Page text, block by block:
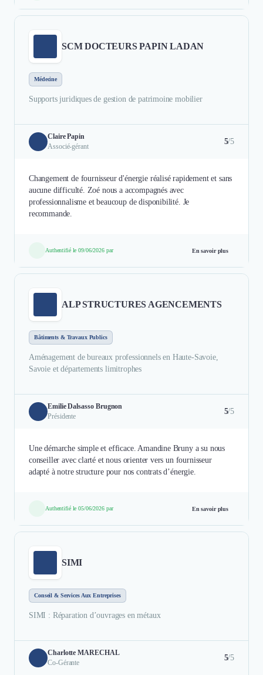
SCM DOCTEURS PAPIN LADAN
Médecine
Supports juridiques de gestion de patrimoine mobilier
Claire Papin
Associé-gérant
5/5
Changement de fournisseur d'énergie réalisé rapidement et sans
aucune difficulté. Zoé nous a accompagnés avec
professionnalisme et beaucoup de disponibilité. Je
recommande.
Authentifié le 09/06/2026 par En savoir plus
ALP STRUCTURES AGENCEMENTS
Bâtiments & Travaux Publics
Aménagement de bureaux professionnels en Haute-Savoie,
Savoie et départements limitrophes
Emilie Dalsasso Brugnon
Présidente
5/5
Une démarche simple et efficace. Amandine Bruny a su nous
conseiller avec clarté et nous orienter vers un fournisseur
adapté à notre structure pour nos contrats d’énergie.
Authentifié le 05/06/2026 par En savoir plus
SIMI
Conseil & Services Aux Entreprises
SIMI : Réparation d’ouvrages en métaux
Charlotte MARECHAL
Co-Gérante
5/5